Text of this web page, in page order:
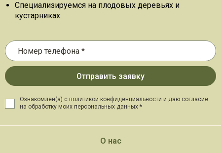
Специализируемся на плодовых деревьях и
кустарниках
Ознакомлен(а) с политикой конфиденциальности и даю согласие
на обработку моих персональных данных *
О нас